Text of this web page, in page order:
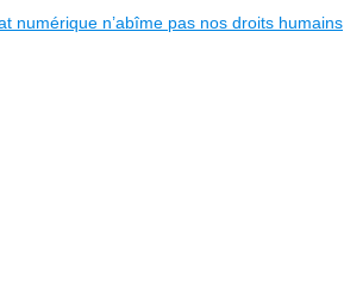
numérique n’abîme pas nos droits humains